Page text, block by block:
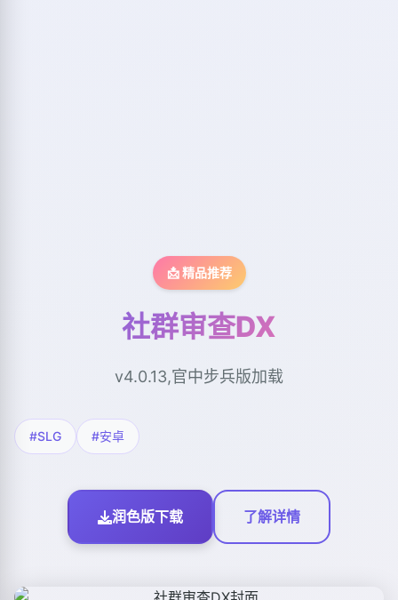
📩 精品推荐
社群审查DX
v4.0.13,官中步兵版加载
#SLG #安卓
润色版下载 了解详情